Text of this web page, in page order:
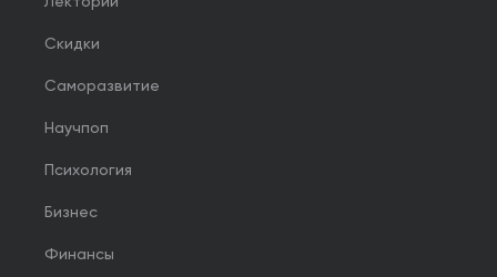
Скидки
Саморазвитие
Научпоп
Психология
Бизнес
Финансы